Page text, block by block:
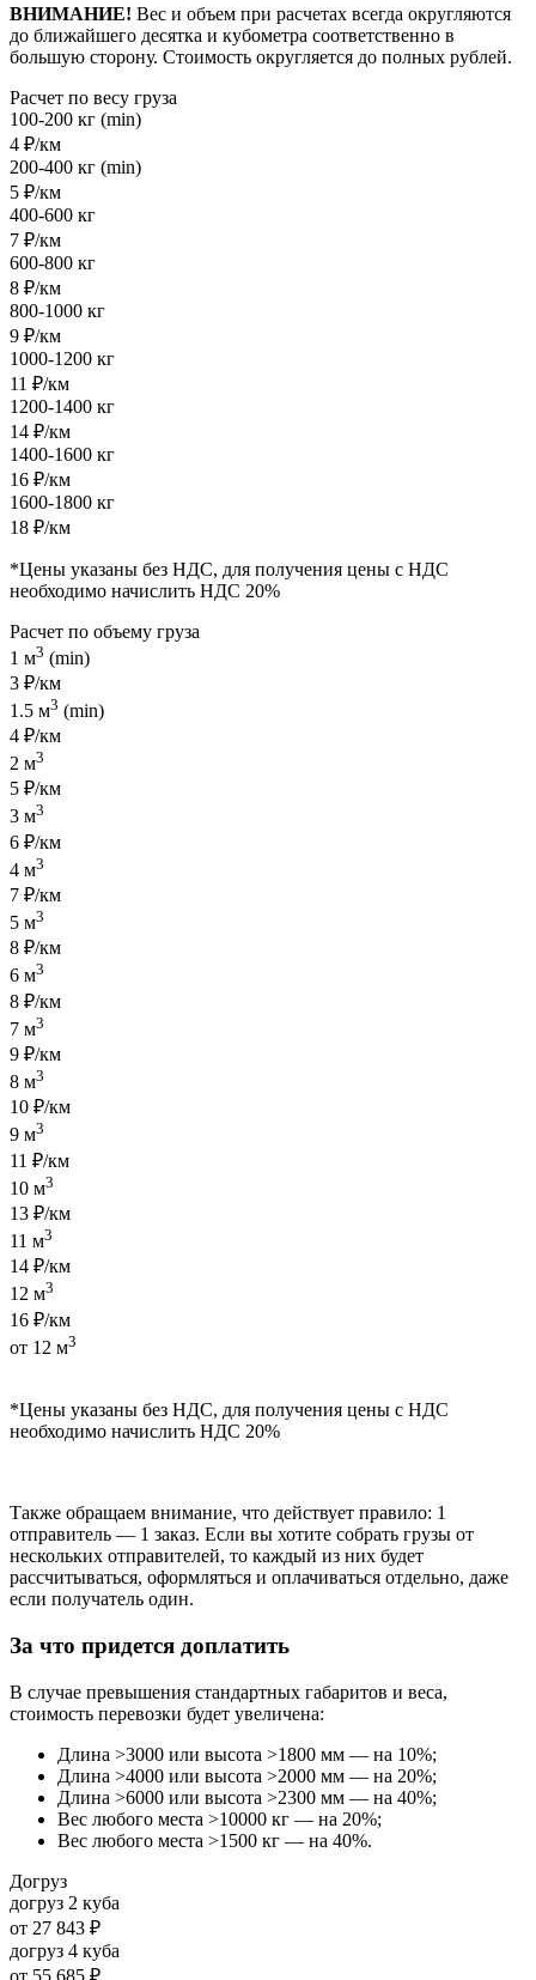
ВНИМАНИЕ! Вес и объем при расчетах всегда округляются
до ближайшего десятка и кубометра соответственно в
большую сторону. Стоимость округляется до полных рублей.
Расчет по весу груза
100-200 кг (min)
4 ₽/км
200-400 кг (min)
5 ₽/км
400-600 кг
7 ₽/км
600-800 кг
8 ₽/км
800-1000 кг
9 ₽/км
1000-1200 кг
11 ₽/км
1200-1400 кг
14 ₽/км
1400-1600 кг
16 ₽/км
1600-1800 кг
18 ₽/км
*Цены указаны без НДС, для получения цены с НДС
необходимо начислить НДС 20%
Расчет по объему груза
1 м3 (min)
3 ₽/км
1.5 м3 (min)
4 ₽/км
2 м3
5 ₽/км
3 м3
6 ₽/км
4 м3
7 ₽/км
5 м3
8 ₽/км
6 м3
8 ₽/км
7 м3
9 ₽/км
8 м3
10 ₽/км
9 м3
11 ₽/км
10 м3
13 ₽/км
11 м3
14 ₽/км
12 м3
16 ₽/км
от 12 м3
*Цены указаны без НДС, для получения цены с НДС
необходимо начислить НДС 20%
Также обращаем внимание, что действует правило: 1
отправитель — 1 заказ. Если вы хотите собрать грузы от
нескольких отправителей, то каждый из них будет
рассчитываться, оформляться и оплачиваться отдельно, даже
если получатель один.
За что придется доплатить
В случае превышения стандартных габаритов и веса,
стоимость перевозки будет увеличена:
Длина >3000 или высота >1800 мм — на 10%;
Длина >4000 или высота >2000 мм — на 20%;
Длина >6000 или высота >2300 мм — на 40%;
Вес любого места >10000 кг — на 20%;
Вес любого места >1500 кг — на 40%.
Догруз
догруз 2 куба
от 27 843 ₽
догруз 4 куба
от 55 685 ₽